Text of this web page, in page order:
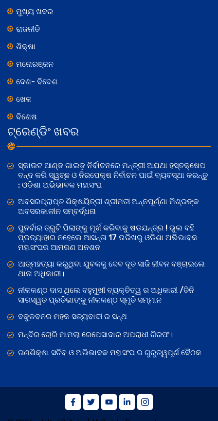
ମୁଖ୍ୟ ଖବର
ରାଜନୀତି
ଶିକ୍ଷା
ମନୋରଞ୍ଜନ
ଦେଶ- ବିଦେଶ
ଖେଳ
ବିଶେଷ
ଟ୍ରେଣ୍ଡିଂ ଖବର
ସ୍କାଉଟ ଆଣ୍ଡ ଗାଇଡ଼ ନିର୍ବାଚନରେ ମନ୍ତ୍ରୀ ଅଯଥା ହସ୍ତକ୍ଷେପ
ବନ୍ଦ କରି ସ୍ୱଚ୍ଛ ଓ ନିରପେକ୍ଷ ନିର୍ବାଚନ ପାଇଁ ବ୍ୟବସ୍ଥା କରନ୍ତୁ
: ଓଡିଶା ଅଭିଭାବକ ମହାସଂଘ
ଅବସରପ୍ରାପ୍ତ ଶିକ୍ଷୟିତ୍ରୀ ଶ୍ରୀମତୀ ଅନ୍ନପୂର୍ଣ୍ଣା ମିଶ୍ରଙ୍କ
ଅବସରକାଳୀନ ସମ୍ବର୍ଦ୍ଧନା
ପୁନର୍ବାର ତ୍ରୁଟି ପିଲାଙ୍କୁ ମୂର୍ଖ କରିବାକୁ ଷଡଯନ୍ତ୍ର ! ଭୁଲ ବହି
ପ୍ରତ୍ୟାହାର ନହେଲେ ଆସନ୍ତା 17 ତାରିଖରୁ ଓଡିଶା ଅଭିଭାବକ
ମହାସଂଘର ଆମରଣ ଅନଶନ
ଆତ୍ମହତ୍ୟା କରୁଥିବା ଯୁବକକୁ ଦେବ ଦୂତ ସାଜି ଜୀବନ ବଞ୍ଚାଇଲେ
ଥାନା ଅଧିକାରୀ।
ନୀଳକଣ୍ଠ ଦାସ ଥିଲେ ବହୁମୁଖୀ ବ୍ୟକ୍ତିତ୍ୱ ର ଅଧିକାରୀ /ତିନି
ସାରସ୍ୱତ ପ୍ରତିଭାଙ୍କୁ ନୀଳକଣ୍ଠ ସ୍ମୃତି ସମ୍ମାନ
ବକୁଳବନର ମହକ ସତ୍ୟବାଦୀ ର ସନ୍ଥ
ମନ୍ଦିର ଚୋରି ମାମଲା ରେପେସାଦାର ଅପରାଧୀ ଗିରଫ।
ଗଣଶିକ୍ଷା ସଚିବ ଓ ଅଭିଭାବକ ମହାସଂଘ ର ଗୁରୁତ୍ୱପୂର୍ଣ ବୈଠକ